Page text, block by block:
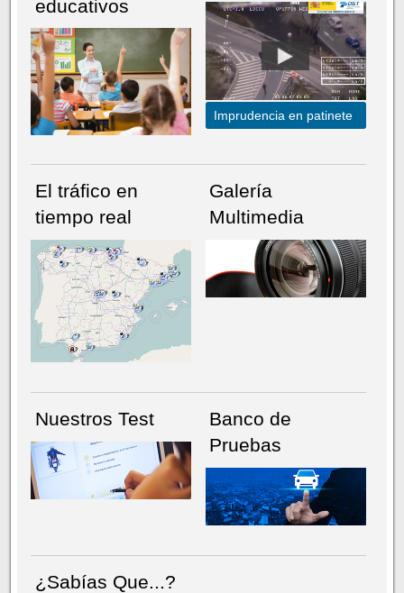
NÚMERO ACTUALHEMEROTECA
educativos
Imprudencia en patinete
El tráfico en
tiempo real
Galería
Multimedia
Nuestros Test
Banco de
Pruebas
¿Sabías Que...?